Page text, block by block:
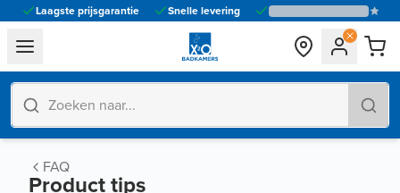
Laagste prijsgarantie Snelle levering
general.navigation.toggle_menu.label
FAQ
Product tips